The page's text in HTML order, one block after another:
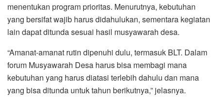
menentukan program prioritas. Menurutnya, kebutuhan
yang bersifat wajib harus didahulukan, sementara kegiatan
lain dapat ditunda sesuai hasil musyawarah desa.
“Amanat-amanat rutin dipenuhi dulu, termasuk BLT. Dalam
forum Musyawarah Desa harus bisa membagi mana
kebutuhan yang harus diatasi terlebih dahulu dan mana
yang bisa ditunda untuk tahun berikutnya,” jelasnya.